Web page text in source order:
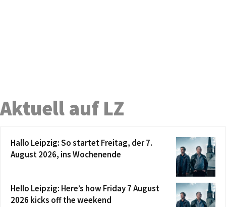
Aktuell auf LZ
Hallo Leipzig: So startet Freitag, der 7.
August 2026, ins Wochenende
Hello Leipzig: Here’s how Friday 7 August
2026 kicks off the weekend